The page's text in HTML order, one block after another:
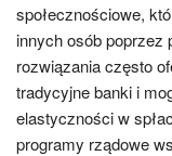
społecznościowe,
innych osób poprzez
rozwiązania często
tradycyjne banki i
elastyczności w
programy rządowe